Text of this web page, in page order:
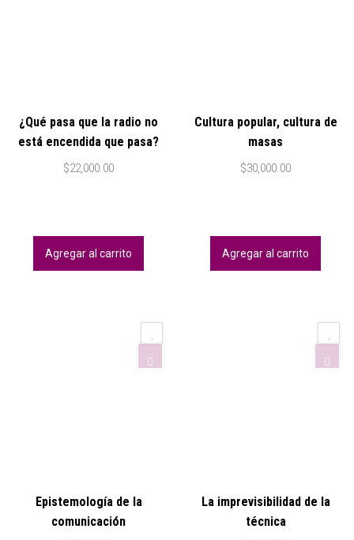
¿Qué pasa que la radio no
está encendida que pasa?
$22,000.00
Agregar al carrito
Cultura popular, cultura de
masas
$30,000.00
Agregar al carrito
Epistemología de la
comunicación
La imprevisibilidad de la
técnica